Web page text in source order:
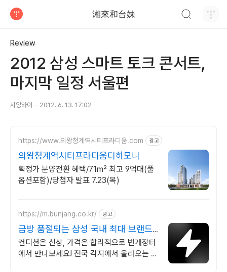
湘來和台妹
Review
2012 삼성 스마트 토크 콘서트,
마지막 일정 서울편
시앙라이 2012. 6. 13. 17:02
https://www.의왕청계역시티프라디움.com 광고
의왕청계역시티프라디움디하모니
확정가 분양전환 혜택/71㎡ 최고 9억대(풀
옵션포함)/당첨자 발표 7.23(목)
https://m.bunjang.co.kr/ 광고
금방 품절되는 삼성 국내 최대 브랜드
중고거래
컨디션은 신상, 가격은 합리적으로 번개장터
에서 만나보세요! 전국 각지에서 올라오는 전